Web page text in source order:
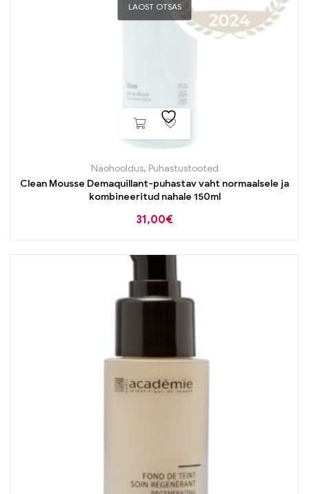
LAOST OTSAS
Näohooldus, Puhastustooted
Clean Mousse Demaquillant-puhastav vaht normaalsele ja
kombineeritud nahale 150ml
31,00€